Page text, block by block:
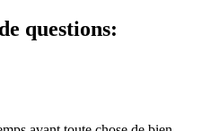
questions: